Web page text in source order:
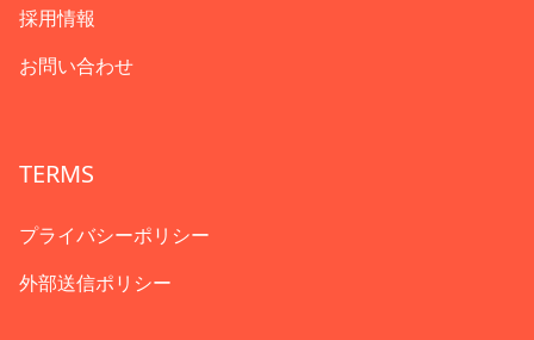
採用情報
お問い合わせ
TERMS
プライバシーポリシー
外部送信ポリシー